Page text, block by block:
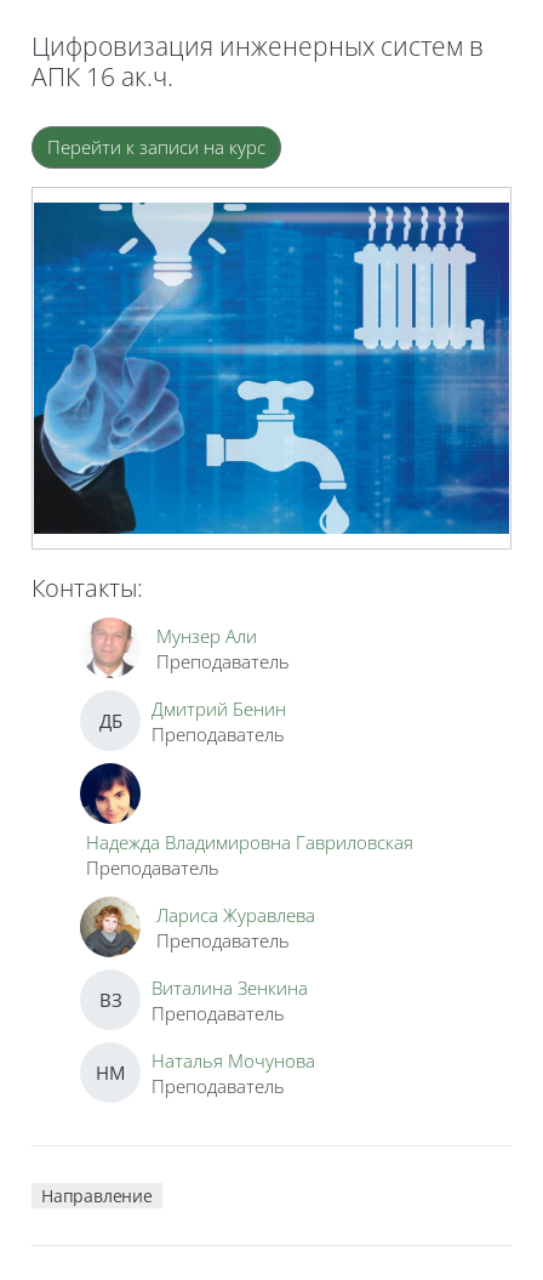
Цифровизация инженерных систем в
АПК 16 ак.ч.
Блоки
Перейти к записи на курс
Контакты:
Мунзер Али
Преподаватель
ДБ
Дмитрий Бенин
Преподаватель
Надежда Владимировна Гавриловская
Преподаватель
Лариса Журавлева
Преподаватель
ВЗ
Виталина Зенкина
Преподаватель
НМ
Наталья Мочунова
Преподаватель
Направление